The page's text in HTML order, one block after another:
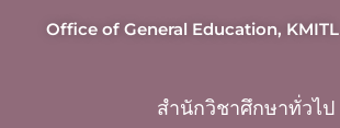
Office of General Education, KMITL
สำนักวิชาศึกษาทั่วไป